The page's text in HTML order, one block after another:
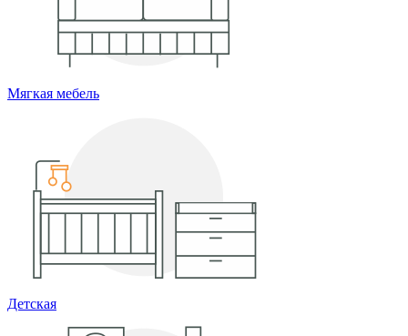
Мягкая мебель
Детская